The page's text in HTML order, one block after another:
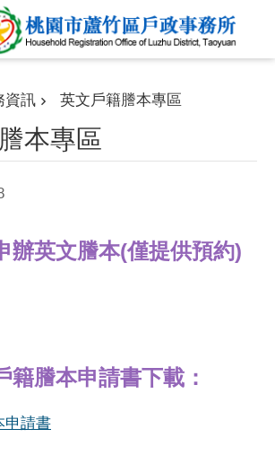
資訊 英文戶籍謄本專區
本專區
辦英文謄本(僅提供預約)
籍謄本申請書下載：
申請書